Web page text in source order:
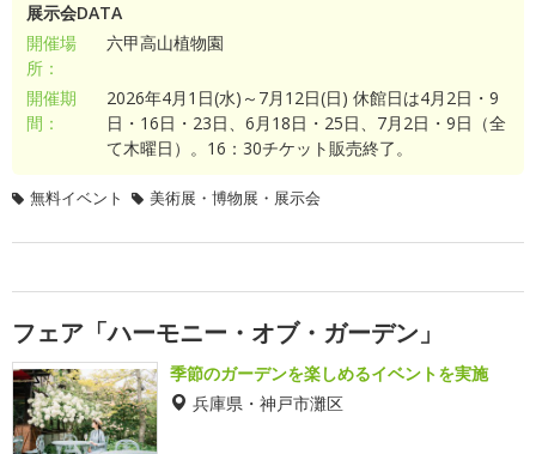
展示会DATA
開催場
所：
六甲高山植物園
開催期
間：
2026年4月1日(水)～7月12日(日) 休館日は4月2日・9
日・16日・23日、6月18日・25日、7月2日・9日（全
て木曜日）。16：30チケット販売終了。
無料イベント 美術展・博物展・展示会
フェア「ハーモニー・オブ・ガーデン」
季節のガーデンを楽しめるイベントを実施
兵庫県・神戸市灘区